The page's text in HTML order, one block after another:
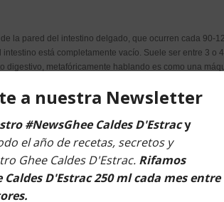
la pared del intestino delgado, que ocurren cada 90-
intestino está completamente vacío. Suele ser entre 3 o
digestivo, metafóricamente hablando es como una
no deseados a través del tracto digestivo hasta el
(conocido como SIBO por sus siglas en inglés). Este
delgado y esto provoca un sinfín de síntomas tanto
como sistémicos (problemas cutáneos, dolores
para activar este complejo. Eso significa que, cuando
horas, no logran realizar un trabajo efectivo de limpieza